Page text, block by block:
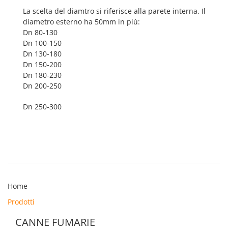
La scelta del diamtro si riferisce alla parete interna. Il
diametro esterno ha 50mm in più:
Dn 80-130
Dn 100-150
Dn 130-180
Dn 150-200
Dn 180-230
Dn 200-250
Dn 250-300
Home
Prodotti
CANNE FUMARIE